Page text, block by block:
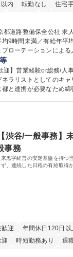
内
転勤なし 住宅
手当あり 食事補助あ
公社 求人名 【都庁グループ】総
未満／有給年平均16日取得
ローテーションによ
幅広い部署での業務を
おります！ ※下記業務詳細 【
理など当公社の運営
理運営、新宿駅西口広
見学ツアー事業 ※入社
の定める業務 募集職種 【都庁グ
業月平均9時間未満／
迎】営業経験or総務/人
ラリストとしてのキャ
と連携が必要なため
経験できます。 ■様々
内に設置された照明を
ど、事業収益を生み
渋谷/一般事務】
事務
黒字経営の安定基盤を持つ
、連続した日程の有給取得
迎 年間休日120日以
時短勤務あり 退
制